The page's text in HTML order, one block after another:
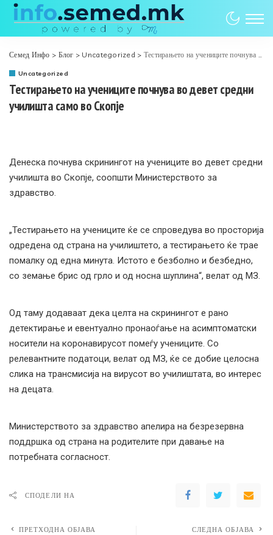
Семед Инфо > Блог > Uncategorized > Тестирањето на учениците почнува во девет средни училишта само во Скопје
Uncategorized
Тестирањето на учениците почнува во девет средни
училишта само во Скопје
Денеска почнува скринингот на учениците во девет средни
училишта во Скопје, соопшти Министерството за
здравство.
„Тестирањето на учениците ќе се спроведува во просторија
одредена од страна на училиштето, а тестирањето ќе трае
помалку од една минута. Истото е безболно и безбедно,
со земање брис од грло и од носна шуплина“, велат од МЗ.
Од таму додаваат дека целта на скринингот е рано
детектирање и евентуално пронаоѓање на асимптоматски
носители на коронавирусот помеѓу учениците. Со
релевантните податоци, велат од МЗ, ќе се добие целосна
слика на трансмисија на вирусот во училиштата, во интерес
на децата.
Министерството за здравство апелира на безрезервна
поддршка од страна на родителите при давање на
потребната согласност.
СПОДЕЛИ НА
ПРЕТХОДНА ОБЈАВА СЛЕДНА ОБЈАВА